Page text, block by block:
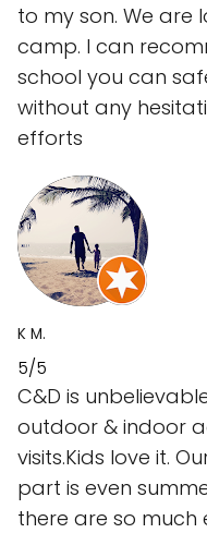
to my son. We are
camp. I can
school you can
without any
efforts
K M.
5/5
C&D is
outdoor & indoor
visits.Kids love it.
part is even
there are so much